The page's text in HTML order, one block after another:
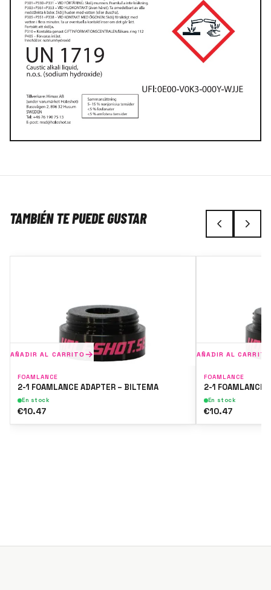
TAMBIÉN TE PUEDE GUSTAR
AÑADIR AL CARRITO
FOAMLANCE
2-1 FOAMLANCE ADAPTER – BILTEMA
En stock
€10.47
AÑADIR AL CARRITO
FOAMLANCE
2-1 FOAMLANCE
En stock
€10.47